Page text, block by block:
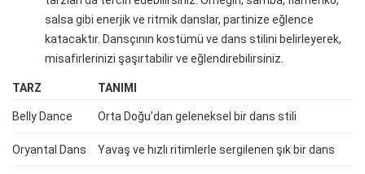
salsa gibi enerjik ve ritmik danslar, partinize eğlence
katacaktır. Dansçının kostümü ve dans stilini belirleyerek,
misafirlerinizi şaşırtabilir ve eğlendirebilirsiniz.
TARZ TANIMI
Belly Dance Orta Doğu’dan geleneksel bir dans stili
Oryantal Dans Yavaş ve hızlı ritimlerle sergilenen şık bir dans